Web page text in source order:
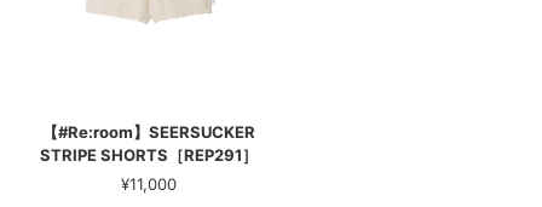
【#Re:room】SEERSUCKER
STRIPE SHORTS［REP291］
¥11,000